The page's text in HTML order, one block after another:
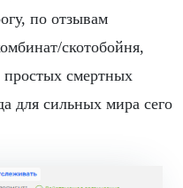
по отзывам
скотобойня,
простых смертных
для сильных мира сего